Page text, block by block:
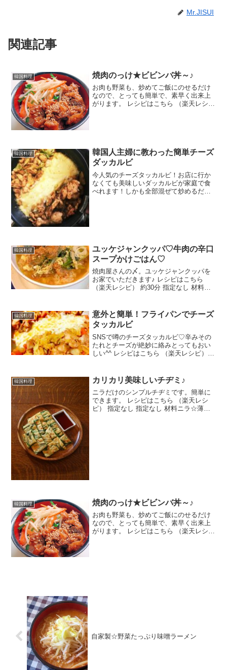
Mr.JISUI
関連記事
韓国料理 焼肉のっけ★ビビンバ丼～♪
お肉も野菜も、炒めてご飯にのせるだけ
なので、とっても簡単で、素早く出来上
がります。 レシピはこちら （楽天レシ
韓国料理
韓国人主婦に教わった簡単チーズ
ダッカルビ
今人気のチーズタッカルビ！お店に行か
なくても美味しいダッカルビが家庭で食
べれます！しかも全部混ぜて炒めるだけ
韓国料理
ユッケジャンクッパ♡牛肉の辛口
スープかけごはん♡
焼肉屋さんの〆。ユッケジャンクッパを
お家でいただきます♪ レシピはこちら
（楽天レシピ） 約30分 指定なし 材料牛
ュジャンビーフコンソメ (牛だしの素)水
小...
韓国料理
意外と簡単！フライパンでチーズ
タッカルビ
SNSで噂のチーズタッカルビ♡辛みその
たれとチーズが絶妙に絡みとってもおい
しい^^ レシピはこちら （楽天レシピ）
しょうゆ●酒●砂糖●おろにしょうが●おろ
しに...
韓国料理 カリカリ美味しいチヂミ♪
ニラだけのシンプルチヂミです。簡単に
できます。 レシピはこちら （楽天レシ
ピ） 指定なし 指定なし 材料ニラ☆薄力
韓国料理 焼肉のっけ★ビビンバ丼～♪
お肉も野菜も、炒めてご飯にのせるだけ
なので、とっても簡単で、素早く出来上
がります。 レシピはこちら （楽天レシ
自家製☆野菜たっぷり味噌ラーメン